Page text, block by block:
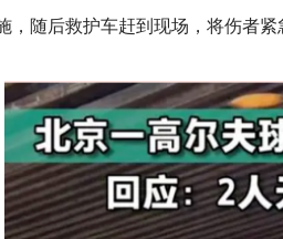
，随后救护车赶到现场，将伤者